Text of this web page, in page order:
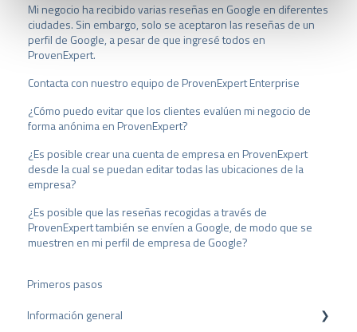
Mi negocio ha recibido varias reseñas en Google en diferentes
ciudades. Sin embargo, solo se aceptaron las reseñas de un
perfil de Google, a pesar de que ingresé todos en
ProvenExpert.
Contacta con nuestro equipo de ProvenExpert Enterprise
¿Cómo puedo evitar que los clientes evalúen mi negocio de
forma anónima en ProvenExpert?
¿Es posible crear una cuenta de empresa en ProvenExpert
desde la cual se puedan editar todas las ubicaciones de la
empresa?
¿Es posible que las reseñas recogidas a través de
ProvenExpert también se envíen a Google, de modo que se
muestren en mi perfil de empresa de Google?
Primeros pasos
Información general